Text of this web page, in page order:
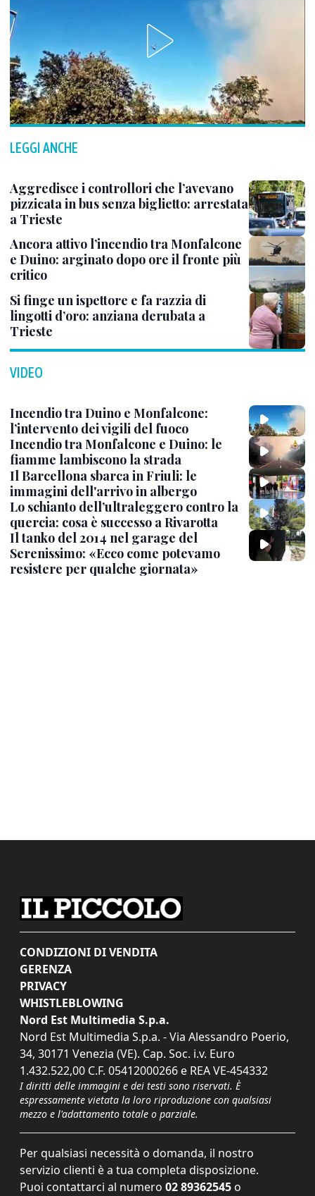
LEGGI ANCHE
Aggredisce i controllori che l’avevano
pizzicata in bus senza biglietto: arrestata
a Trieste
Ancora attivo l’incendio tra Monfalcone
e Duino: arginato dopo ore il fronte più
critico
Si finge un ispettore e fa razzia di
lingotti d’oro: anziana derubata a
Trieste
VIDEO
Incendio tra Duino e Monfalcone:
l’intervento dei vigili del fuoco
Incendio tra Monfalcone e Duino: le
fiamme lambiscono la strada
Il Barcellona sbarca in Friuli: le
immagini dell'arrivo in albergo
Lo schianto dell’ultraleggero contro la
quercia: cosa è successo a Rivarotta
Il tanko del 2014 nel garage del
Serenissimo: «Ecco come potevamo
resistere per qualche giornata»
CONDIZIONI DI VENDITA
GERENZA
PRIVACY
WHISTLEBLOWING
Nord Est Multimedia S.p.a.
Nord Est Multimedia S.p.a. - Via Alessandro Poerio,
34, 30171 Venezia (VE). Cap. Soc. i.v. Euro
1.432.522,00 C.F. 05412000266 e REA VE-454332
I diritti delle immagini e dei testi sono riservati. È
espressamente vietata la loro riproduzione con qualsiasi
mezzo e l'adattamento totale o parziale.
Per qualsiasi necessità o domanda, il nostro
servizio clienti è a tua completa disposizione.
Puoi contattarci al numero 02 89362545 o